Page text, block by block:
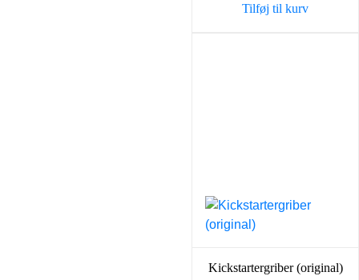
39,00 kr..
Tilføj til kurv
Kickstartergriber (original)